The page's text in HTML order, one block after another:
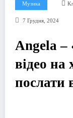
Музика
7 Грудня, 2024
Angela –
відео на
послати